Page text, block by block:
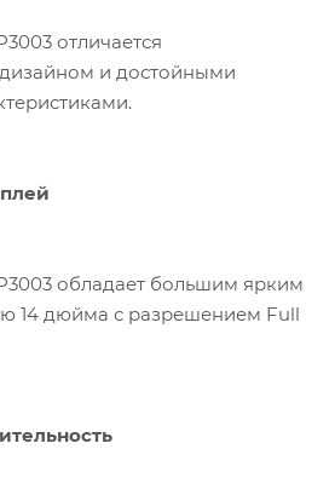
отличается
и достойными
обладает большим ярким
14 дюйма с разрешением Full